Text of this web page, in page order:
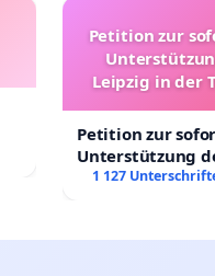
Petition zur
Leipzig in der
Petition zur
Unterstützung
Leipzig in der
1 127